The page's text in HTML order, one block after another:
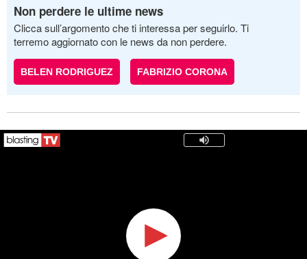
Non perdere le ultime news
Clicca sull’argomento che ti interessa per seguirlo. Ti
terremo aggiornato con le news da non perdere.
BELEN RODRIGUEZ FABRIZIO CORONA